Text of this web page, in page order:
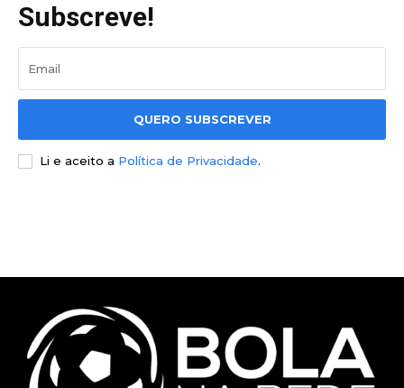
Subscreve!
QUERO SUBSCREVER
Li e aceito a Política de Privacidade.